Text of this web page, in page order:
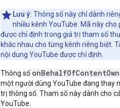
Lưu ý: Thông số này chỉ dành
nhiều kênh YouTube. Mã này
được chỉ định trong giá trị tham số
khác nhau cho từng kênh riêng biệt.
nội dung YouTube được chỉ định.
Thông số onBehalfOfContent
một người dùng YouTube đang thay
trị thông số. Tham số này dành cho
YouTube.